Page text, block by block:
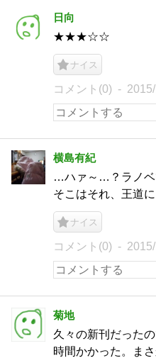
日向
★★★☆☆
ナイス
コメント(0)
横島有紀
…ハァ～…？ラノベ
そこはそれ、王道
ナイス
コメント(0)
菊地
久々の新刊だった
時間かかった。ま